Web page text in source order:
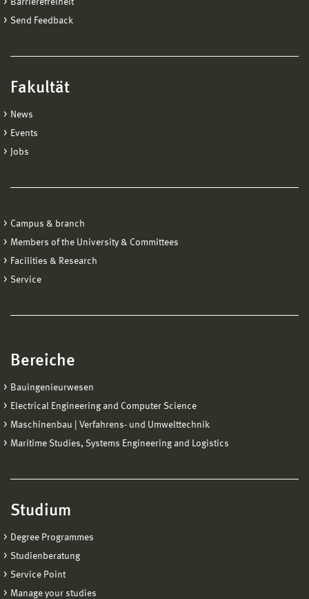
Barrierefreiheit
Send Feedback
Fakultät
News
Events
Jobs
Campus & branch
Members of the University & Committees
Facilities & Research
Service
Bereiche
Bauingenieurwesen
Electrical Engineering and Computer Science
Maschinenbau | Verfahrens- und Umwelttechnik
Maritime Studies, Systems Engineering and Logistics
Studium
Degree Programmes
Studienberatung
Service Point
Manage your studies